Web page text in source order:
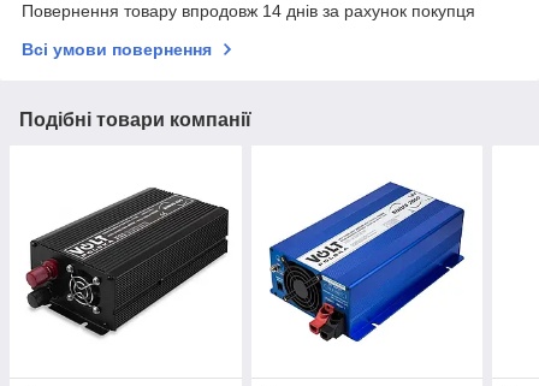
Повернення товару впродовж 14 днів за рахунок покупця
Всі умови повернення
Подібні товари компанії